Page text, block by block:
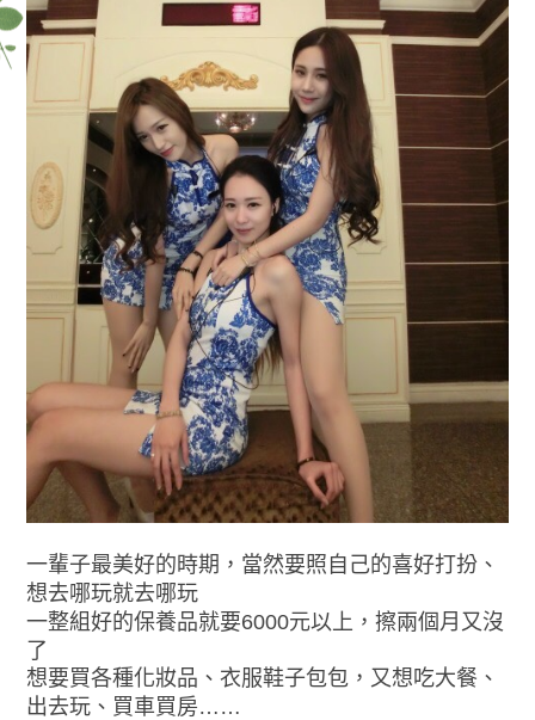
一輩子最美好的時期，當然要照自己的喜好打扮、
想去哪玩就去哪玩
一整組好的保養品就要6000元以上，擦兩個月又沒
了
想要買各種化妝品、衣服鞋子包包，又想吃大餐、
出去玩、買車買房……